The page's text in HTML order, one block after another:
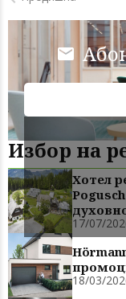
Избор на
Хотел
17/07/
18/03/